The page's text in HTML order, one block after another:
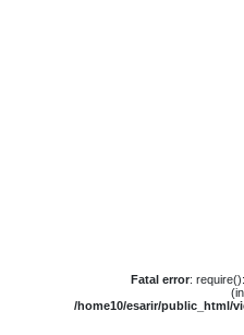
Fatal error:
/home10/esarir/public_html/